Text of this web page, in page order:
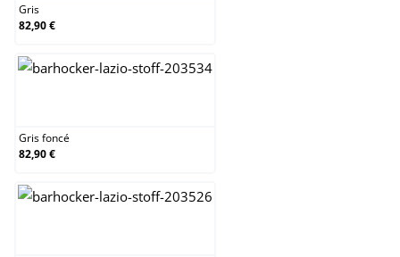
Gris
82,90 €
Gris foncé
82,90 €